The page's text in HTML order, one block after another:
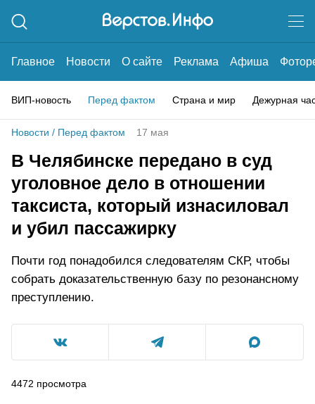
Главное Новости О сайте Реклама Афиша
ВИП-новость Перед фактом Страна и мир Дежурная
Новости / Перед фактом 17 мая
В Челябинске передано в суд
уголовное дело в отношении
таксиста, который изнасиловал
и убил пассажирку
Почти год понадобился следователям СКР, чтобы
собрать доказательственную базу по резонансному
преступлению.
4472 просмотра